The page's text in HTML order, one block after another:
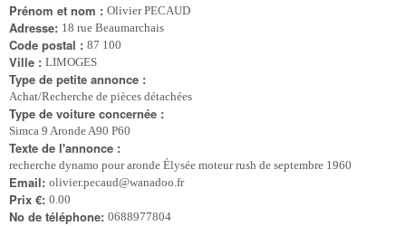
Prénom et nom : Olivier PECAUD
Adresse: 18 rue Beaumarchais
Code postal : 87 100
Ville : LIMOGES
Type de petite annonce :
Achat/Recherche de pièces détachées
Type de voiture concernée :
Simca 9 Aronde A90 P60
Texte de l'annonce :
recherche dynamo pour aronde Élysée moteur rush de septembre 1960
Email: olivier.pecaud@wanadoo.fr
Prix €: 0.00
No de téléphone: 0688977804